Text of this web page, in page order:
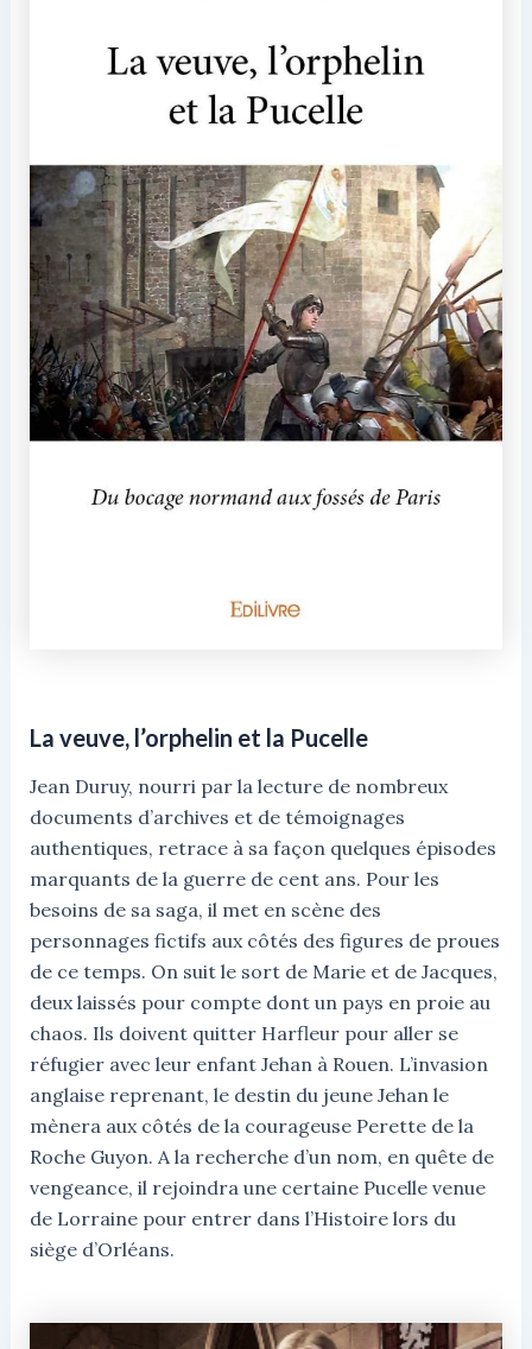
La veuve, l’orphelin et la Pucelle
Jean Duruy, nourri par la lecture de nombreux
documents d’archives et de témoignages
authentiques, retrace à sa façon quelques épisodes
marquants de la guerre de cent ans. Pour les
besoins de sa saga, il met en scène des
personnages fictifs aux côtés des figures de proues
de ce temps. On suit le sort de Marie et de Jacques,
deux laissés pour compte dont un pays en proie au
chaos. Ils doivent quitter Harfleur pour aller se
réfugier avec leur enfant Jehan à Rouen. L’invasion
anglaise reprenant, le destin du jeune Jehan le
mènera aux côtés de la courageuse Perette de la
Roche Guyon. A la recherche d’un nom, en quête de
vengeance, il rejoindra une certaine Pucelle venue
de Lorraine pour entrer dans l’Histoire lors du
siège d’Orléans.